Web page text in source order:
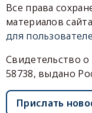
Все права
материалов
для
Свидетельство
58738, выдано
Прислать